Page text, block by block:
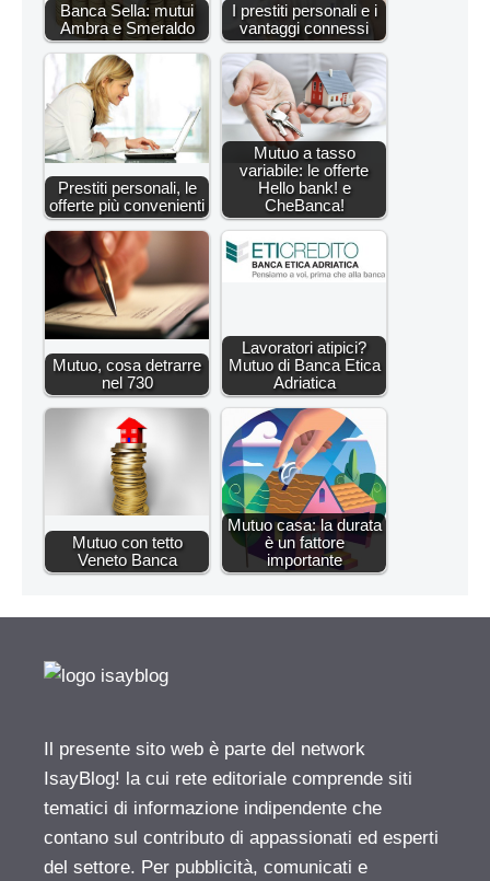
Banca Sella: mutui
Ambra e Smeraldo
I prestiti personali e i
vantaggi connessi
Prestiti personali, le
offerte più convenienti
Mutuo a tasso
variabile: le offerte
Hello bank! e
CheBanca!
Mutuo, cosa detrarre
nel 730
Lavoratori atipici?
Mutuo di Banca Etica
Adriatica
Mutuo con tetto
Veneto Banca
Mutuo casa: la durata
è un fattore
importante
Il presente sito web è parte del network
IsayBlog! la cui rete editoriale comprende siti
tematici di informazione indipendente che
contano sul contributo di appassionati ed esperti
del settore. Per pubblicità, comunicati e